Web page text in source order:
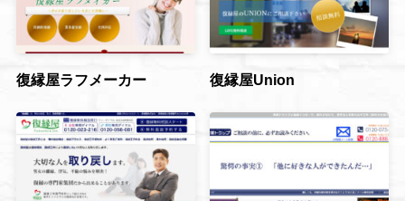
復縁屋ラフメーカー 復縁屋Union